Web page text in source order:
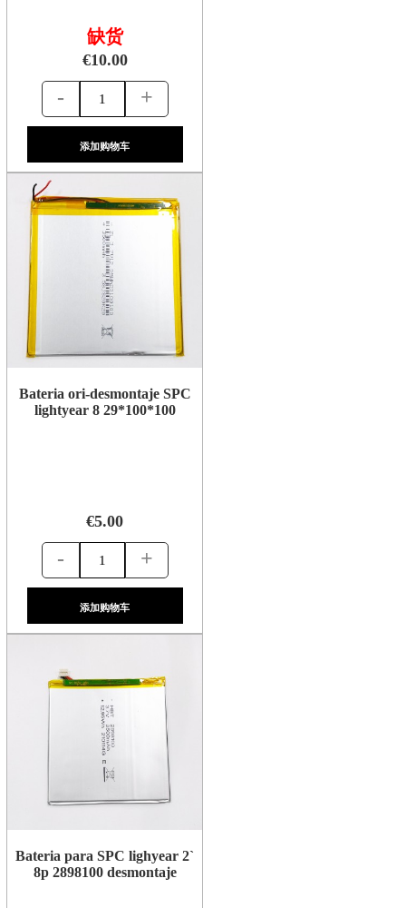
缺货
€10.00
- +
添加购物车
Bateria ori-desmontaje SPC
lightyear 8 29*100*100
€5.00
- +
添加购物车
Bateria para SPC lighyear 2`
8p 2898100 desmontaje